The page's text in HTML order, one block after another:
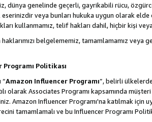
dünya genelinde geçerli, gayrikabili rücu,
eserinizdir veya bunları hukuka uygun olarak
kullanmamız, telif hakları dahil, hiçbir kişi
haklarımızı belgelememiz, tamamlamamız
Politikası
“Amazon Influencer Programı”, belirli
olarak Associates Programı kapsamında
Amazon Influencer Programı'na katılmak için
tamamlamalı ve bu Influencer Programı